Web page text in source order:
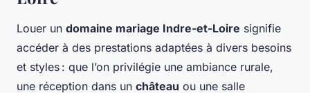
Louer un domaine mariage Indre-et-Loire signifie
accéder à des prestations adaptées à divers besoins
et styles : que l’on privilégie une ambiance rurale,
une réception dans un château ou une salle